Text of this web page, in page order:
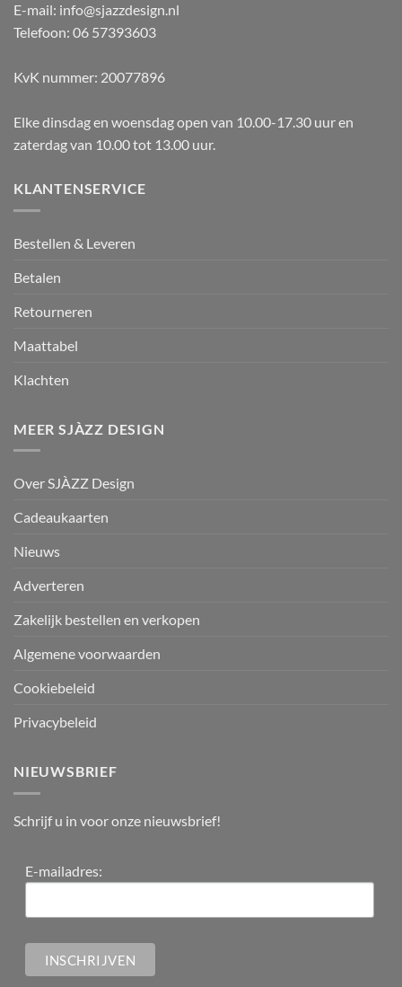
E-mail: info@sjazzdesign.nl
Telefoon: 06 57393603
KvK nummer: 20077896
Elke dinsdag en woensdag open van 10.00-17.30 uur en
zaterdag van 10.00 tot 13.00 uur.
KLANTENSERVICE
Bestellen & Leveren
Betalen
Retourneren
Maattabel
Klachten
MEER SJÀZZ DESIGN
Over SJÀZZ Design
Cadeaukaarten
Nieuws
Adverteren
Zakelijk bestellen en verkopen
Algemene voorwaarden
Cookiebeleid
Privacybeleid
NIEUWSBRIEF
Schrijf u in voor onze nieuwsbrief!
E-mailadres: